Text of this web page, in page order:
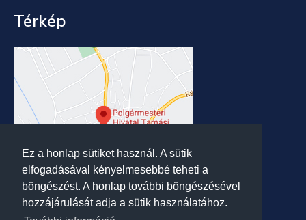
Ez a honlap sütiket használ. A sütik
elfogadásával kényelmesebbé teheti a
böngészést. A honlap további böngészésével
hozzájárulását adja a sütik használatához.
Térkép